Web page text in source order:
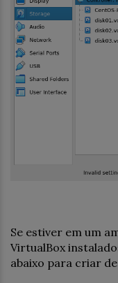
Se estiver em um
VirtualBox
abaixo para criar